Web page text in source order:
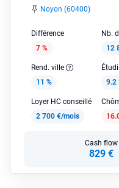
Noyon (60400)
Différence
7 %
Nb.
12
Rend. ville
11 %
9.2
Loyer HC conseillé
2 700 €/mois
Cash flow
829 €